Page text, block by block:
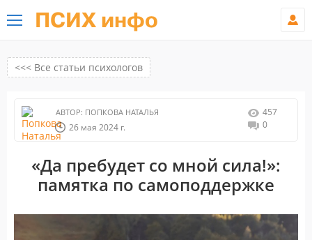
ПСИХ инфо
<<< Все статьи психологов
АВТОР: ПОПКОВА НАТАЛЬЯ
26 мая 2024 г.
457
0
«Да пребудет со мной сила!»:
памятка по самоподдержке